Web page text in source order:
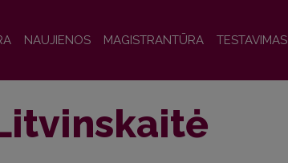
NAUJIENOS MAGISTRANTŪRA TESTAVIMAS